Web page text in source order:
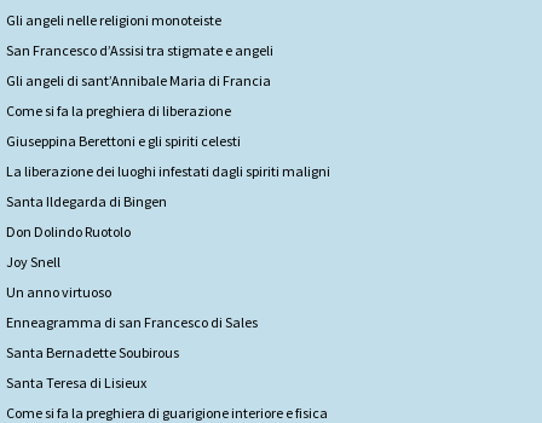
Gli angeli nelle religioni monoteiste
San Francesco d’Assisi tra stigmate e angeli
Gli angeli di sant’Annibale Maria di Francia
Come si fa la preghiera di liberazione
Giuseppina Berettoni e gli spiriti celesti
La liberazione dei luoghi infestati dagli spiriti maligni
Santa Ildegarda di Bingen
Don Dolindo Ruotolo
Joy Snell
Un anno virtuoso
Enneagramma di san Francesco di Sales
Santa Bernadette Soubirous
Santa Teresa di Lisieux
Come si fa la preghiera di guarigione interiore e fisica